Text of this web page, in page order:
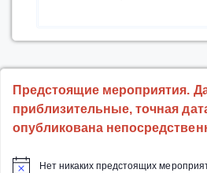
Предстоящие мероприятия.
приблизительные, точная
опубликована
Нет никаких предстоящих